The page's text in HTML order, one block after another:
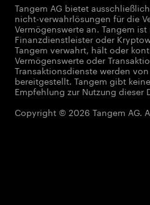
Tangem AG bietet
nicht-verwahrlösungen für die
Vermögenswerte an. Tangem
Finanzdienstleister oder
Tangem verwahrt, hält oder
Vermögenswerte oder
Transaktionsdienste werden
bereitgestellt. Tangem gibt
Empfehlung zur Nutzung dieser